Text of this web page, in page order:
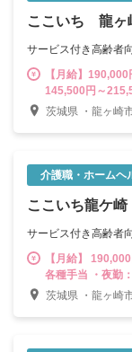
ここいち 龍ヶ
サービス付き高齢者
【月給】
145,500円～215,500円 ＜手当詳細＞ ＊夜勤手当
格手当：1,500円
茨城県 ・龍ヶ崎
介護職・ホームヘ
ここいち龍ケ崎
サービス付き高齢者
【月給】 190,000円～（
各種手当 ・夜勤
円～（介護福祉
茨城県 ・龍ヶ崎